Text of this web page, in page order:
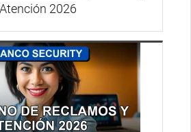
Atención 2026